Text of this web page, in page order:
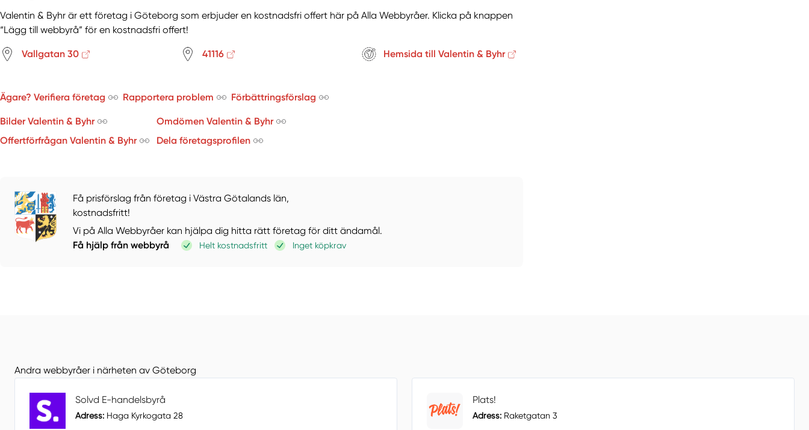
Valentin & Byhr är ett företag i Göteborg som erbjuder en kostnadsfri offert här på Alla Webbyråer. Klicka på knappen
“Lägg till webbyrå” för en kostnadsfri offert!
Vallgatan 30 41116 Hemsida till Valentin & Byhr
Ägare? Verifiera företag Rapportera problem Förbättringsförslag
Bilder Valentin & Byhr
Omdömen Valentin & Byhr
Offertförfrågan Valentin & Byhr
Dela företagsprofilen
Få prisförslag från företag i Västra Götalands län,
kostnadsfritt!
Vi på Alla Webbyråer kan hjälpa dig hitta rätt företag för ditt ändamål.
Få hjälp från webbyrå
Helt kostnadsfritt Inget köpkrav
Andra webbyråer i närheten av Göteborg
Solvd E-handelsbyrå
Adress: Haga Kyrkogata 28
Plats!
Adress: Raketgatan 3